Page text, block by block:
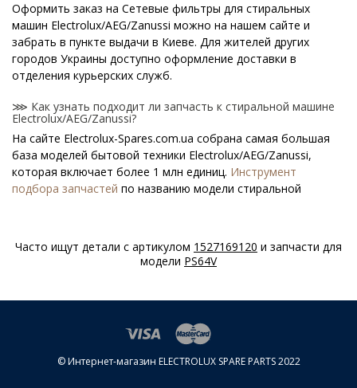
Оформить заказ на Сетевые фильтры для стиральных
машин Electrolux/AEG/Zanussi можно на нашем сайте и
забрать в пункте выдачи в Киеве. Для жителей других
городов Украины доступно оформление доставки в
отделения курьерских служб.
⋙ Как узнать подходит ли запчасть к стиральной машине
Electrolux/AEG/Zanussi?
На сайте Electrolux-Spares.com.ua собрана самая большая
база моделей бытовой техники Electrolux/AEG/Zanussi,
которая включает более 1 млн единиц. Инструмент
подбора запчастей по названию модели стиральной
Electrolux/AEG/Zanussi?
Специальная наклейка производителя с названием модели
стиральной машины Electrolux/AEG/Zanussi.
⋙ Сколько стоит Сетевые фильтры для стиральных машин
На нашем сайте можно купить оригинальные Сетевые
Часто ищут детали с артикулом 1527169120 и запчасти для
модели PS64V
© Интернет-магазин ELECTROLUX SPARE PARTS 2022